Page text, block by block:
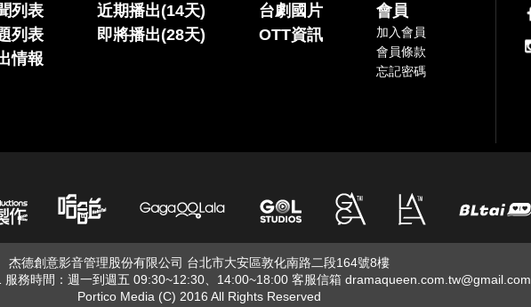
列表
列表
情報
近期播出(14天)
即將播出(28天)
台劇國片
OTT資訊
會員
加入會員
會員條款
忘記密碼
杰德創意影音管理股份有限公司 台北市大安區敦化南路二段164號8樓
務時間：週一到週五 09:30~12:30、14:00~18:00 客服信箱 dramaqueen.com.tw@gmail.com
Portico Media (C) 2016 All Rights Reserved